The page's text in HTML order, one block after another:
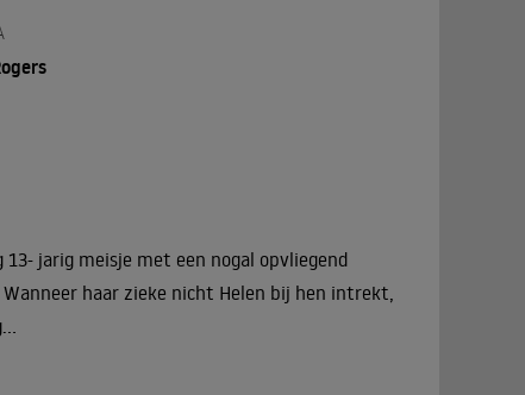
jarig meisje met een nogal opvliegend
haar zieke nicht Helen bij hen intrekt,